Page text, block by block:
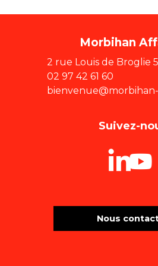
Morbihan
2 rue Louis de Broglie
02 97 42 61 60
Nous
Suivez-